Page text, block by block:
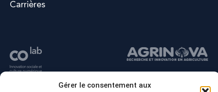
Gérer le consentement aux
Carrières